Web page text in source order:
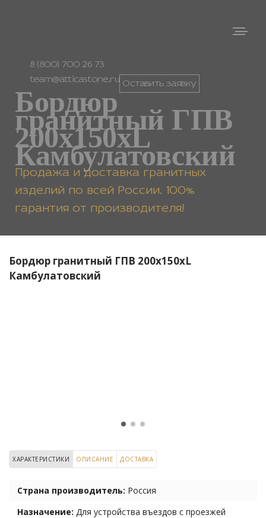
8 (800) 700 26 73
team@atticastone.ru Оставить заявку
Бордюр
гранитный ГПВ
200х150хL
Камбулатовский
Продажа и доставка гранитных
изделий по всей России. 100%
гарантия от производителя!
Бордюр гранитный ГПВ 200х150хL
Камбулатовский
ХАРАКТЕРИСТИКИ ОПИСАНИЕ ДОСТАВКА
Страна производитель: Россия
Назначение: Для устройства въездов с проезжей